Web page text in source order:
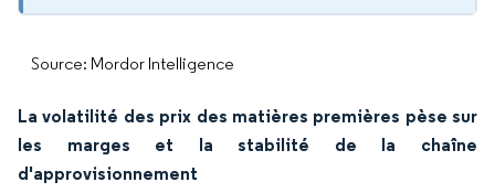
Source: Mordor Intelligence
La volatilité des prix des matières premières pèse sur
les marges et la stabilité de la chaîne
d'approvisionnement